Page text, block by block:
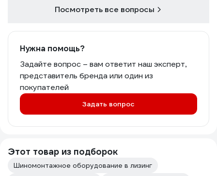
Посмотреть все вопросы
Нужна помощь?
Задайте вопрос – вам ответит наш эксперт,
представитель бренда или один из
покупателей
Задать вопрос
Этот товар из подборок
Шиномонтажное оборудование в лизинг